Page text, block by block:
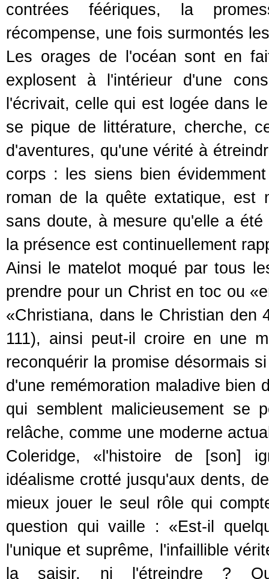
contrées féériques, la
récompense, une fois surmontés
Les orages de l'océan sont en
explosent à l'intérieur d'une
l'écrivait, celle qui est logée dans
se pique de littérature, cherche,
d'aventures, qu'une vérité à
corps : les siens bien
roman de la quête extatique, est
sans doute, à mesure qu'elle a
la présence est continuellement
Ainsi le matelot moqué par tous
prendre pour un Christ en toc ou
«Christiana, dans le Christian den
111), ainsi peut-il croire en une
reconquérir la promise désormais
d'une remémoration maladive bien
qui semblent malicieusement se
relâche, comme une moderne
Coleridge, «l'histoire de [son]
idéalisme crotté jusqu'aux dents,
mieux jouer le seul rôle qui
question qui vaille : «Est-il
l'unique et suprême, l'infaillible
la saisir, ni l'étreindre ?